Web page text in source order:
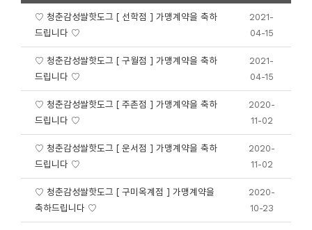
♡ 청춘감성쌀핫도그 [ 선학점 ] 가맹계약을 축하
드립니다 ♡
2021-
04-15
♡ 청춘감성쌀핫도그 [ 구월점 ] 가맹계약을 축하
드립니다 ♡
2021-
04-15
♡ 청춘감성쌀핫도그 [ 주촌점 ] 가맹계약을 축하
드립니다 ♡
2020-
11-02
♡ 청춘감성쌀핫도그 [ 운서점 ] 가맹계약을 축하
드립니다 ♡
2020-
11-02
♡ 청춘감성쌀핫도그 [ 구미옥계점 ] 가맹계약을
축하드립니다 ♡
2020-
10-23